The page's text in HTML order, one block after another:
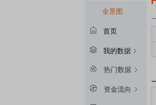
全景图
首页
我的数据
热门数据
资金流向